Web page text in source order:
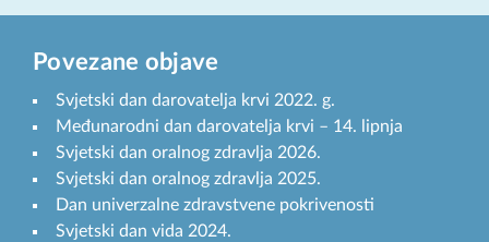
Povezane objave
Svjetski dan darovatelja krvi 2022. g.
Međunarodni dan darovatelja krvi – 14. lipnja
Svjetski dan oralnog zdravlja 2026.
Svjetski dan oralnog zdravlja 2025.
Dan univerzalne zdravstvene pokrivenosti
Svjetski dan vida 2024.